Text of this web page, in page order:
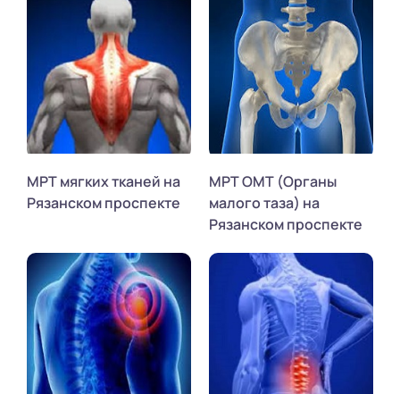
МРТ мягких тканей на
Рязанском проспекте
МРТ ОМТ (Органы
малого таза) на
Рязанском проспекте